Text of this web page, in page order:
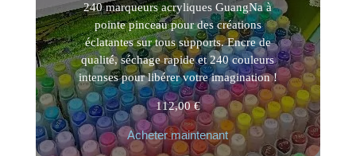
240 marqueurs acryliques GuangNa à
pointe pinceau pour des créations
éclatantes sur tous supports. Encre de
qualité, séchage rapide et 240 couleurs
intenses pour libérer votre imagination !
112,00€
Acheter maintenant